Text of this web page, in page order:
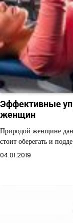
Эффективные
женщин
Природой женщине
стоит оберегать и
04.01.2019